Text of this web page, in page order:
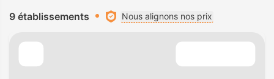
9 établissements Nous alignons nos prix